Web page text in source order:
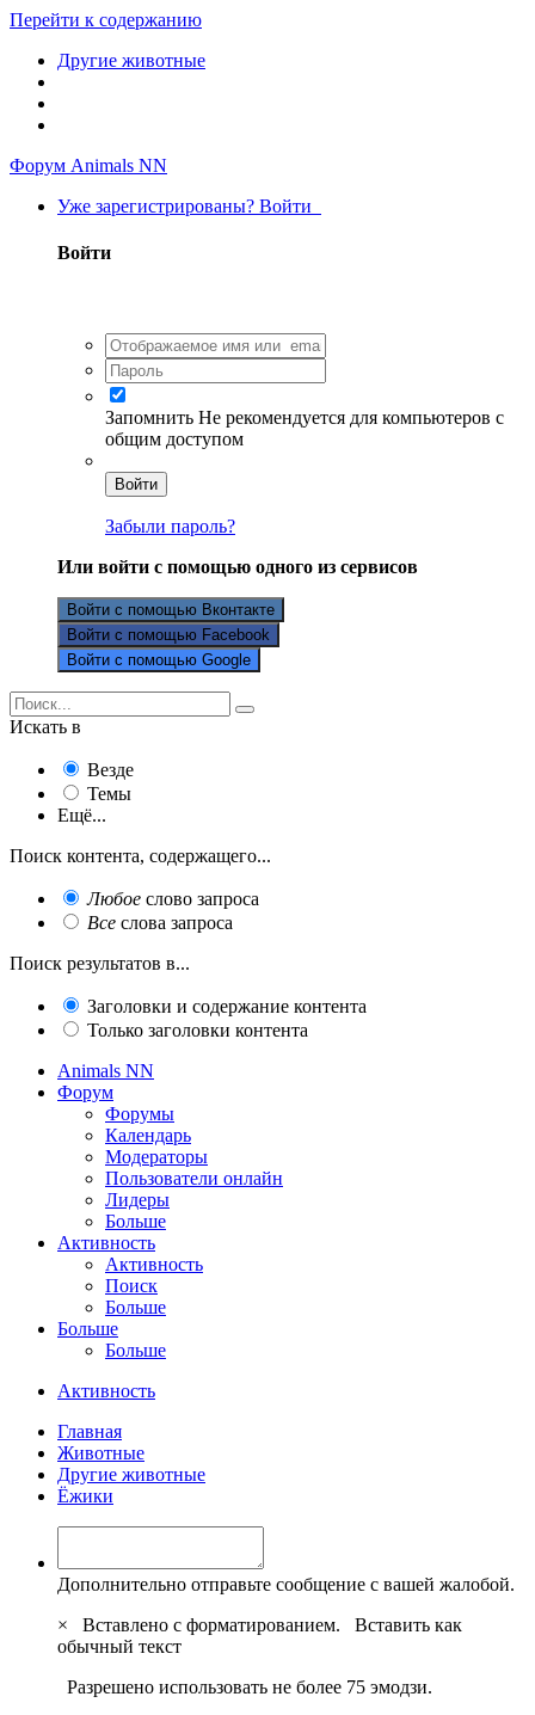
Перейти к содержанию
Другие животные
Форум Animals NN
Уже зарегистрированы? Войти
Войти
Запомнить Не рекомендуется для компьютеров с
общим доступом
Войти
Забыли пароль?
Или войти с помощью одного из сервисов
Войти с помощью Вконтакте
Войти с помощью Facebook
Войти с помощью Google
Искать в
Везде
Темы
Ещё...
Поиск контента, содержащего...
Любое слово запроса
Все слова запроса
Поиск результатов в...
Заголовки и содержание контента
Только заголовки контента
Animals NN
Форум
Форумы
Календарь
Модераторы
Пользователи онлайн
Лидеры
Больше
Активность
Активность
Поиск
Больше
Больше
Больше
Активность
Главная
Животные
Другие животные
Ёжики
Дополнительно отправьте сообщение с вашей жалобой.
×
Вставлено с форматированием. Вставить как
обычный текст
Разрешено использовать не более 75 эмодзи.